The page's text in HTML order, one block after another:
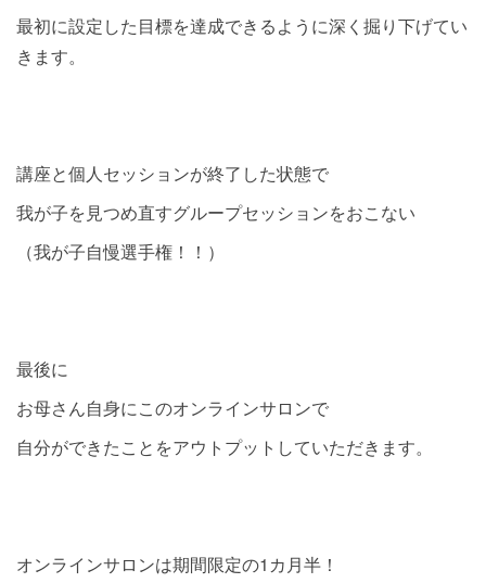
最初に設定した目標を達成できるように深く掘り下げてい
きます。
講座と個人セッションが終了した状態で
我が子を見つめ直すグループセッションをおこない
（我が子自慢選手権！！）
最後に
お母さん自身にこのオンラインサロンで
自分ができたことをアウトプットしていただきます。
オンラインサロンは期間限定の1カ月半！